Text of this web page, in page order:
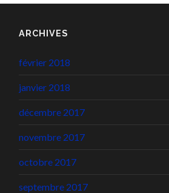
ARCHIVES
février 2018
janvier 2018
décembre 2017
novembre 2017
octobre 2017
septembre 2017